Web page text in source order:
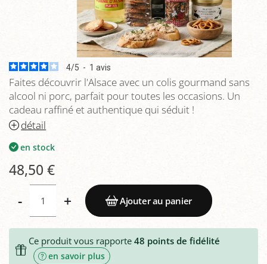
4/5 - 1 avis
Faites découvrir l'Alsace avec un colis gourmand sans
alcool ni porc, parfait pour toutes les occasions. Un
cadeau raffiné et authentique qui séduit !
détail
en stock
48,50 €
-
+ Ajouter au panier
Ce produit vous rapporte48 points de fidélité
en savoir plus